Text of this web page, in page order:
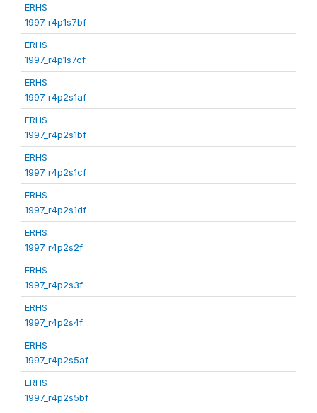
ERHS
1997_r4p1s7bf
ERHS
1997_r4p1s7cf
ERHS
1997_r4p2s1af
ERHS
1997_r4p2s1bf
ERHS
1997_r4p2s1cf
ERHS
1997_r4p2s1df
ERHS
1997_r4p2s2f
ERHS
1997_r4p2s3f
ERHS
1997_r4p2s4f
ERHS
1997_r4p2s5af
ERHS
1997_r4p2s5bf